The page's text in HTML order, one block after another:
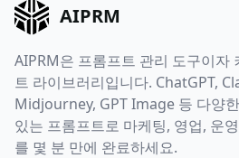
AIPRM
AIPRM은 프롬프트 관리 도구이자
트 라이브러리입니다. ChatGPT,
Midjourney, GPT Image 등 다양
있는 프롬프트로 마케팅, 영업, 운
를 몇 분 만에 완료하세요.